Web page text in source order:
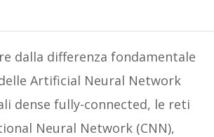
dalla differenza fondamentale
Artificial Neural Network
dense fully-connected, le reti
Neural Network (CNN),